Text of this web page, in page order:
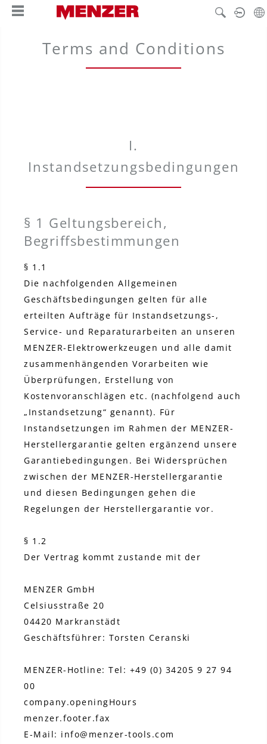
Terms and Conditions
I.
Instandsetzungsbedingungen
§ 1 Geltungsbereich,
Begriffsbestimmungen
§ 1.1
Die nachfolgenden Allgemeinen
Geschäftsbedingungen gelten für alle
erteilten Aufträge für Instandsetzungs-,
Service- und Reparaturarbeiten an unseren
MENZER-Elektrowerkzeugen und alle damit
zusammenhängenden Vorarbeiten wie
Überprüfungen, Erstellung von
Kostenvoranschlägen etc. (nachfolgend auch
„Instandsetzung“ genannt). Für
Instandsetzungen im Rahmen der MENZER-
Herstellergarantie gelten ergänzend unsere
Garantiebedingungen. Bei Widersprüchen
zwischen der MENZER-Herstellergarantie
und diesen Bedingungen gehen die
Regelungen der Herstellergarantie vor.
§ 1.2
Der Vertrag kommt zustande mit der
MENZER GmbH
Celsiusstraße 20
04420 Markranstädt
Geschäftsführer: Torsten Ceranski
MENZER-Hotline: Tel: +49 (0) 34205 9 27 94
00
company.openingHours
menzer.footer.fax
E-Mail: info@menzer-tools.com